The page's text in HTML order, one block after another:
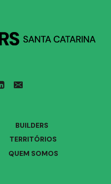
BUILDERS
TERRITÓRIOS
QUEM SOMOS